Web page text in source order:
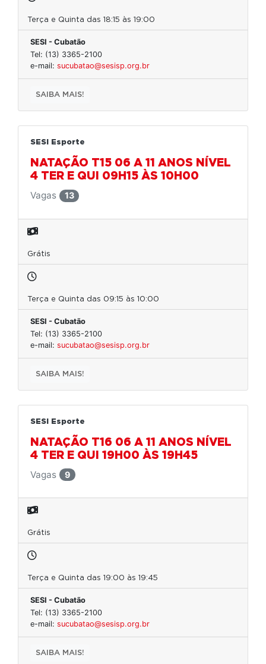
Terça e Quinta das 18:15 às 19:00
SESI - Cubatão
Tel: (13) 3365-2100
e-mail: sucubatao@sesisp.org.br
SAIBA MAIS!
SESI Esporte
NATAÇÃO T15 06 A 11 ANOS NÍVEL
4 TER E QUI 09H15 ÀS 10H00
Vagas
13
Grátis
Terça e Quinta das 09:15 às 10:00
SESI - Cubatão
Tel: (13) 3365-2100
e-mail: sucubatao@sesisp.org.br
SAIBA MAIS!
SESI Esporte
NATAÇÃO T16 06 A 11 ANOS NÍVEL
4 TER E QUI 19H00 ÀS 19H45
Vagas
9
Grátis
Terça e Quinta das 19:00 às 19:45
SESI - Cubatão
Tel: (13) 3365-2100
e-mail: sucubatao@sesisp.org.br
SAIBA MAIS!